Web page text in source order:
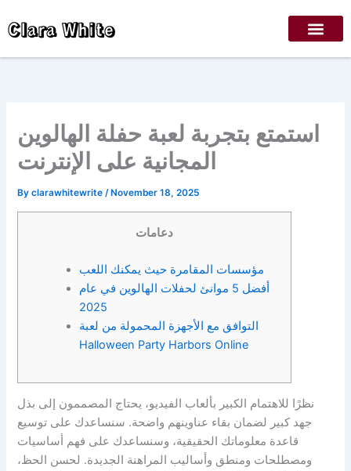
toClara White
استمتع بتجربة لعبة حفلة الهالوين
المجانية على الإنترنت
Byclarawhitewrite/ November 18, 2025
دعامات
مؤسسات المقامرة حيث يمكنك اللعب
أفضل 5 موانئ لحفلات الهالوين في عام
2025
التوافق مع الأجهزة المحمولة من لعبة
Halloween Party Harbors Online
نظرًا للاهتمام الكبير بألعاب الفيديو، يحتاج المصممون إلى بذل
جهد كبير لضمان بقاء عناوينهم واضحة. سنساعدك على توسيع
قاعدة معلوماتك الحقيقية، وسنساعدك على فهم أساسيات
ومصطلحات ومنطق وأساليب المراهنة الجديدة. لحسن الحظ،